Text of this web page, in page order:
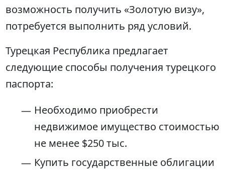
возможность получить «Золотую визу»,
потребуется выполнить ряд условий.
Турецкая Республика предлагает
следующие способы получения турецкого
паспорта:
Необходимо приобрести
недвижимое имущество стоимостью
не менее $250 тыс.
Купить государственные облигации